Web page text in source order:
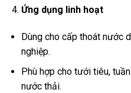
Ứng dụng linh hoạt
Dùng cho cấp thoát nước
nghiệp.
Phù hợp cho tưới tiêu,
nước thải.